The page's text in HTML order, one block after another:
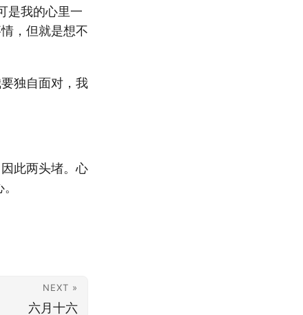
是我的心里一
，但就是想不
独自面对，我
此两头堵。心
NEXT »
六月十六